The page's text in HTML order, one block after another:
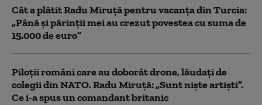
Cât a plătit Radu Miruță pentru vacanța din Turcia:
„Până și părinții mei au crezut povestea cu suma de
15.000 de euro”
Piloții români care au doborât drone, lăudați de
colegii din NATO. Radu Miruță: „Sunt niște artiști”.
Ce i-a spus un comandant britanic